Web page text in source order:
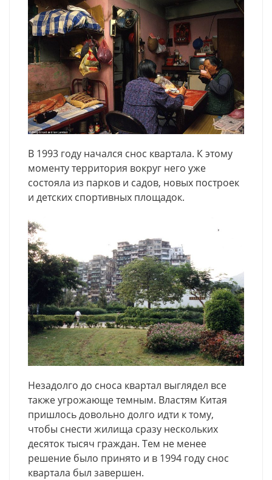
В 1993 году начался снос квартала. К этому
моменту территория вокруг него уже
состояла из парков и садов, новых построек
и детских спортивных площадок.
Незадолго до сноса квартал выглядел все
также угрожающе темным. Властям Китая
пришлось довольно долго идти к тому,
чтобы снести жилища сразу нескольких
десяток тысяч граждан. Тем не менее
решение было принято и в 1994 году снос
квартала был завершен.